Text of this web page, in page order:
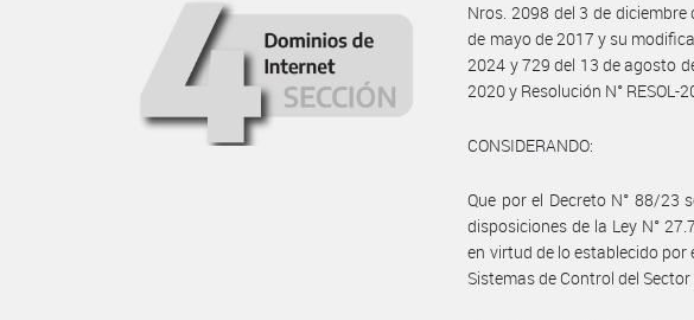
Nros. 2098 del 3 de
de mayo de 2017 y su
2024 y 729 del 13 de agosto
2020 y Resolución N°
CONSIDERANDO:
Que por el Decreto N° 88/23
disposiciones de la Ley N°
en virtud de lo establecido por
Sistemas de Control del